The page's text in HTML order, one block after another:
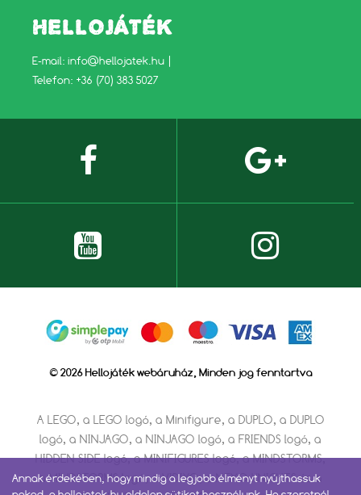
HELLOJÁTÉK
E-mail: info@hellojatek.hu
Telefon: +36 (70) 383 5027
© 2026 Hellojáték webáruház, Minden jog fenntartva
A LEGO, a LEGO logó, a Minifigure, a DUPLO, a DUPLO
logó, a NINJAGO, a NINJAGO logó, a FRIENDS logó, a
HIDDEN SIDE logó, a MINIFIGURES logó, a MINDSTORMS,
a MINDSTORMS logó, a VIDIYO, a NEXO KNIGHTS és a
Annak érdekében, hogy mindig a legjobb élményt nyújthassuk